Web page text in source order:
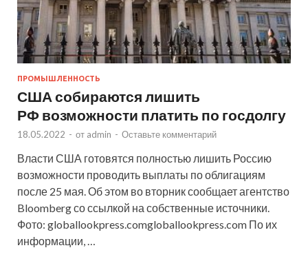
ПРОМЫШЛЕННОСТЬ
США собираются лишить
РФ возможности платить по госдолгу
18.05.2022 - от admin - Оставьте комментарий
Власти США готовятся полностью лишить Россию
возможности проводить выплаты по облигациям
после 25 мая. Об этом во вторник сообщает агентство
Bloomberg со ссылкой на собственные источники.
Фото: globallookpress.comgloballookpress.com По их
информации, …